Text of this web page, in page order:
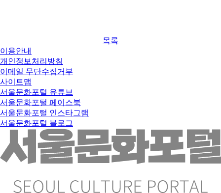
목록
이용안내
개인정보처리방침
이메일 무단수집거부
사이트맵
서울문화포털 유튜브
서울문화포털 페이스북
서울문화포털 인스타그램
서울문화포털 블로그